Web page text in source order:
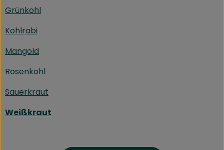
Wissenswertes
Grünkohl
Kohlrabi
Mangold
Rosenkohl
Sauerkraut
Weißkraut